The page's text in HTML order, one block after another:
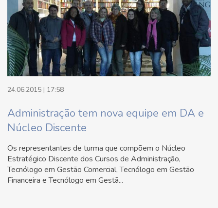
24.06.2015 | 17:58
Administração tem nova equipe em DA e
Núcleo Discente
Os representantes de turma que compõem o Núcleo
Estratégico Discente dos Cursos de Administração,
Tecnólogo em Gestão Comercial, Tecnólogo em Gestão
Financeira e Tecnólogo em Gestã...